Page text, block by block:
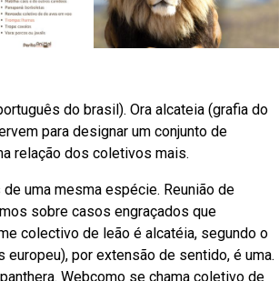
do brasil). Ora alcateia (grafia do
para designar um conjunto de
relação dos coletivos mais.
uma mesma espécie. Reunião de
sobre casos engraçados que
colectivo de leão é alcatéia, segundo o
por extensão de sentido, é uma.
Webcomo se chama coletivo de